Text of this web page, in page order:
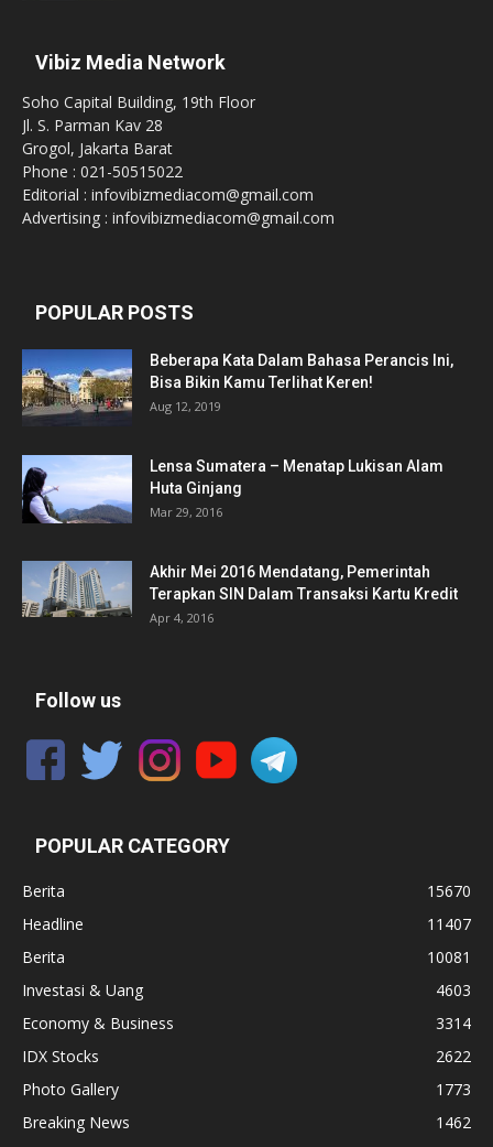
Vibiz Media Network
Soho Capital Building, 19th Floor
Jl. S. Parman Kav 28
Grogol, Jakarta Barat
Phone : 021-50515022
Editorial : infovibizmediacom@gmail.com
Advertising : infovibizmediacom@gmail.com
POPULAR POSTS
Beberapa Kata Dalam Bahasa Perancis Ini,
Bisa Bikin Kamu Terlihat Keren!
Aug 12, 2019
Lensa Sumatera – Menatap Lukisan Alam
Huta Ginjang
Mar 29, 2016
Akhir Mei 2016 Mendatang, Pemerintah
Terapkan SIN Dalam Transaksi Kartu Kredit
Apr 4, 2016
Follow us
POPULAR CATEGORY
Berita
15670
Headline
11407
Berita
10081
Investasi & Uang
4603
Economy & Business
3314
IDX Stocks
2622
Photo Gallery
1773
Breaking News
1462